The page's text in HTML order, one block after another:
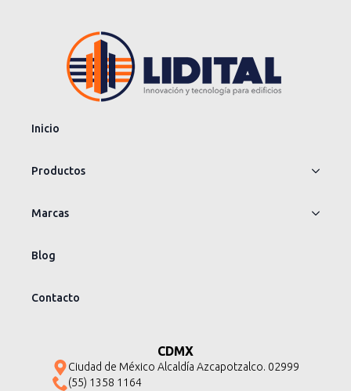
Inicio
Productos
Marcas
Blog
Contacto
CDMX
Ciudad de México Alcaldía Azcapotzalco. 02999
(55) 1358 1164